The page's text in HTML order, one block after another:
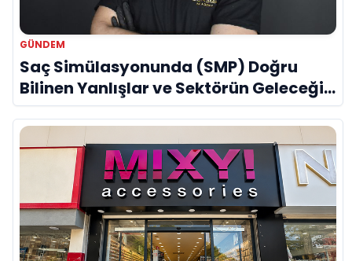
GÜNDEM
Saç Simülasyonunda (SMP) Doğru
Bilinen Yanlışlar ve Sektörün Geleceği:
Onur Akdeniz ile Özel Röportaj